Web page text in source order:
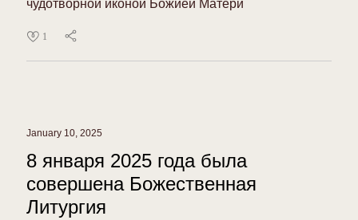
8 января 2025 года была
совершена Божественная
Литургия